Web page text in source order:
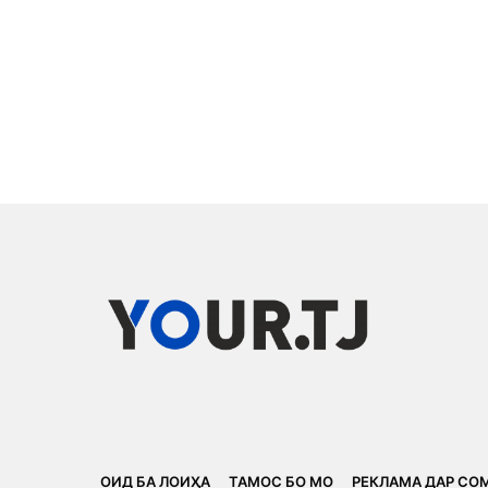
ОИД БА ЛОИҲА ТАМОС БО МО РЕКЛАМА ДАР